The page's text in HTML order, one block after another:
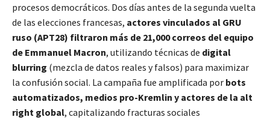
procesos democráticos. Dos días antes de la segunda vuelta
de las elecciones francesas, actores vinculados al GRU
ruso (APT28) filtraron más de 21,000 correos del equipo
de Emmanuel Macron, utilizando técnicas de digital
blurring (mezcla de datos reales y falsos) para maximizar
la confusión social. La campaña fue amplificada por bots
automatizados, medios pro-Kremlin y actores de la alt
right global, capitalizando fracturas sociales